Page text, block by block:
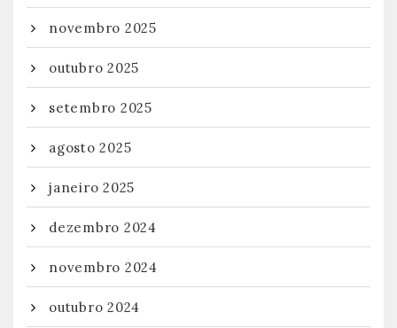
novembro 2025
outubro 2025
setembro 2025
agosto 2025
janeiro 2025
dezembro 2024
novembro 2024
outubro 2024